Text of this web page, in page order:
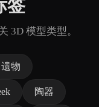
签
3D 模型类型。
遗物
陶器